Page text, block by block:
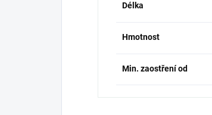
Délka
Hmotnost
Min. zaostření od